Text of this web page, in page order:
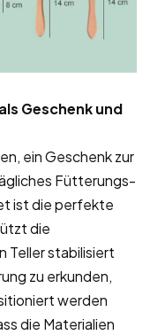
Geschenk und
ein Geschenk zur
Fütterungs-
ist die perfekte
die
Teller stabilisiert
zu erkunden,
werden
die Materialien